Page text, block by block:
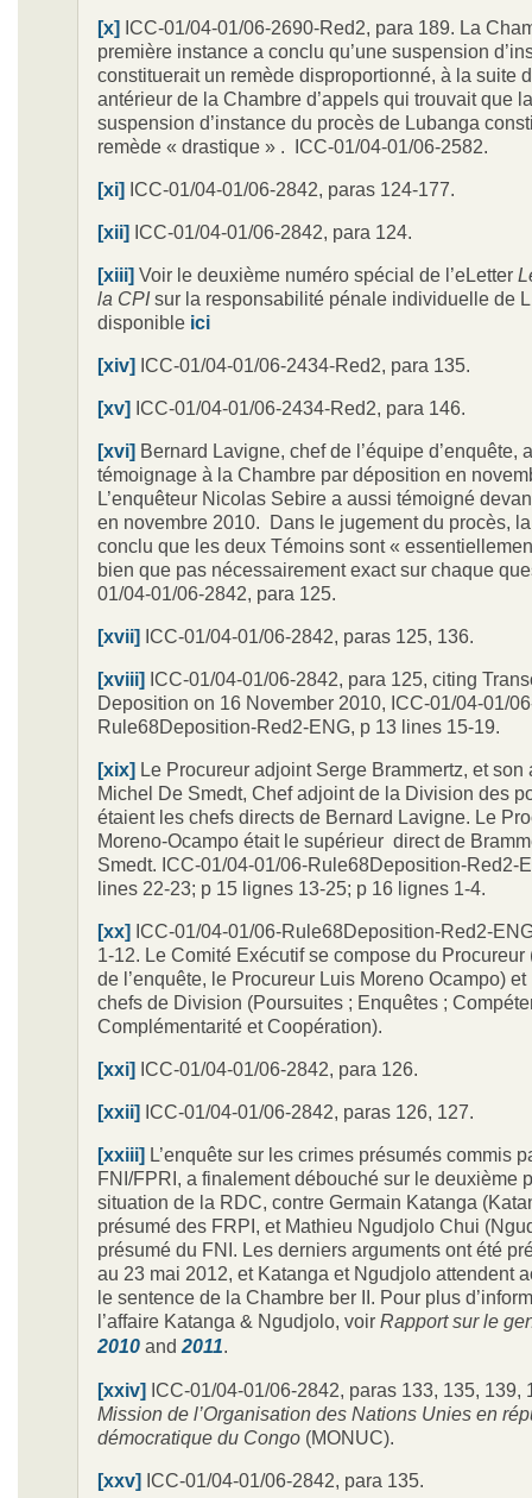
[x] ICC-01/04-01/06-2690-Red2, para 189. La
première instance a conclu qu’une suspension
constituerait un remède disproportionné, à la suite
antérieur de la Chambre d’appels qui trouvait que
suspension d’instance du procès de Lubanga
remède « drastique » . ICC-01/04-01/06-2582.
[xi] ICC-01/04-01/06-2842, paras 124-177.
[xii] ICC-01/04-01/06-2842, para 124.
[xiii] Voir le deuxième numéro spécial de l’eLetter
la CPIsur la responsabilité pénale individuelle de
disponible ici
[xiv] ICC-01/04-01/06-2434-Red2, para 135.
[xv] ICC-01/04-01/06-2434-Red2, para 146.
[xvi] Bernard Lavigne, chef de l’équipe d’enquête,
témoignage à la Chambre par déposition en
L’enquêteur Nicolas Sebire a aussi témoigné
en novembre 2010. Dans le jugement du procès,
conclu que les deux Témoins sont «
bien que pas nécessairement exact sur chaque
01/04-01/06-2842, para 125.
[xvii] ICC-01/04-01/06-2842, paras 125, 136.
[xviii] ICC-01/04-01/06-2842, para 125, citing
Deposition on 16 November 2010, ICC-01/04-01/
Rule68Deposition-Red2-ENG, p 13 lines 15-19.
[xix] Le Procureur adjoint Serge Brammertz, et son
Michel De Smedt, Chef adjoint de la Division des
étaient les chefs directs de Bernard Lavigne. Le
Moreno-Ocampo était le supérieur direct de
Smedt. ICC-01/04-01/06-Rule68Deposition-Red2-
lines 22-23; p 15 lignes 13-25; p 16 lignes 1-4.
[xx] ICC-01/04-01/06-Rule68Deposition-Red2-
1-12. Le Comité Exécutif se compose du Procureur
de l’enquête, le Procureur Luis Moreno Ocampo) et
chefs de Division (Poursuites ; Enquêtes ;
Complémentarité et Coopération).
[xxi] ICC-01/04-01/06-2842, para 126.
[xxii] ICC-01/04-01/06-2842, paras 126, 127.
[xxiii] L’enquête sur les crimes présumés commis
FNI/FPRI, a finalement débouché sur le deuxième
situation de la RDC, contre Germain Katanga
présumé des FRPI, et Mathieu Ngudjolo Chui
présumé du FNI. Les derniers arguments ont été
au 23 mai 2012, et Katanga et Ngudjolo attendent
le sentence de la Chambre ber II. Pour plus
l’affaire Katanga & Ngudjolo, voir Rapport sur le
2010 and 2011
[xxiv] ICC-01/04-01/06-2842, paras 133, 135, 139,
Mission de l’Organisation des Nations Unies en
démocratique du Congo (MONUC).
[xxv] ICC-01/04-01/06-2842, para 135.